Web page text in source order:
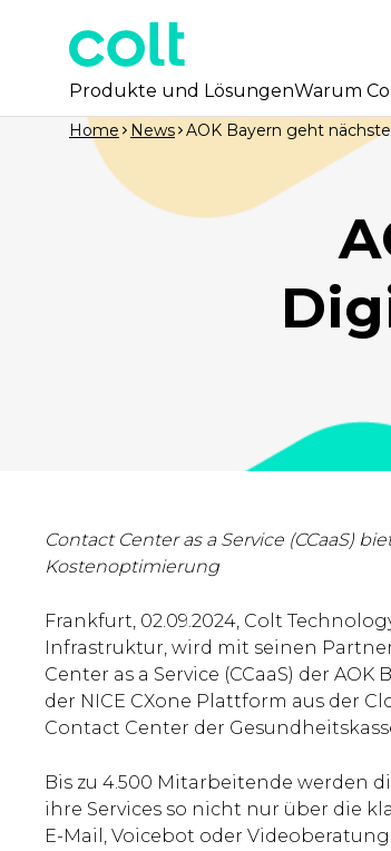
Produkte und LösungenWarum
Home News AOK Bayern geht
Contact Center as a Service (CCaaS)
Kostenoptimierung
Frankfurt, 02.09.2024, Colt
Infrastruktur, wird mit seinen
Center as a Service (CCaaS) der
der NICE CXone Plattform aus der
Contact Center der
Bis zu 4.500 Mitarbeitende werden
ihre Services so nicht nur über die
E-Mail, Voicebot oder